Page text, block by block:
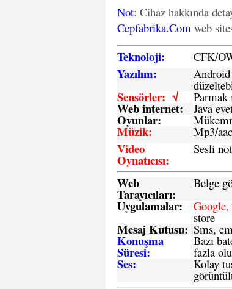
Not: Cihaz hakkında
Cepfabrika.Com web
Teknoloji: CFK/O
Yazılım: Android
Sensörler: √ Parmak
Web internet: Java
Oyunlar:
Müzik: Mp3/
Video
Oynatıcısı:
Sesli
Web
Tarayıcıları:
Belge
Uygulamalar: Google,
store
Mesaj Kutusu: Sms,
Konuşma
Süresi:
Bazı
fazla
Ses: Kolay